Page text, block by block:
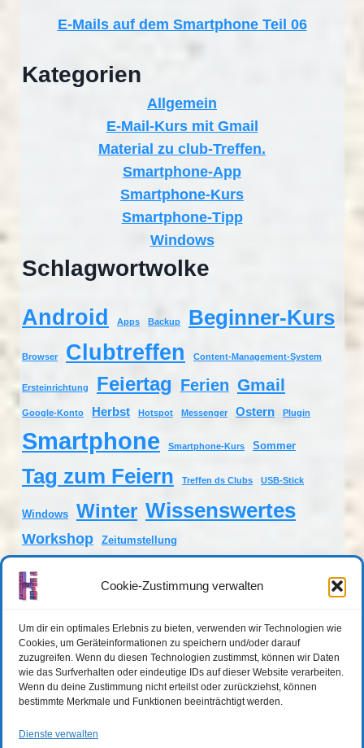
Cookie-Zustimmung verwalten
Um dir ein optimales Erlebnis zu bieten, verwenden wir Technologien wie
Cookies, um Geräteinformationen zu speichern und/oder darauf
zuzugreifen. Wenn du diesen Technologien zustimmst, können wir Daten
wie das Surfverhalten oder eindeutige IDs auf dieser Website verarbeiten.
Wenn du deine Zustimmung nicht erteilst oder zurückziehst, können
bestimmte Merkmale und Funktionen beeinträchtigt werden.
Dienste verwalten
E-Mails auf dem Smartphone Teil 06
Kategorien
Allgemein
E-Mail-Kurs mit Gmail
Material zu club-Treffen.
Smartphone-App
Smartphone-Kurs
Smartphone-Tipp
Windows
Schlagwortwolke
Android Apps Backup Beginner-Kurs
Browser Clubtreffen Content-Management-System
Ersteinrichtung Feiertag Ferien Gmail
Google-Konto Herbst Hotspot Messenger Ostern Plugin
Smartphone Smartphone-Kurs Sommer
Tag zum Feiern Treffen ds Clubs USB-Stick
Windows Winter Wissenswertes
Workshop Zeitumstellung
Anstehende Veranstaltungen
HinweisEs sind keine anstehenden Veranstaltungen vorhanden.